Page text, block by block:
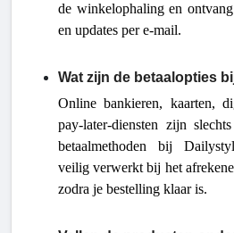
de winkelophaling en
en updates per e-mail.
Wat zijn de betaalopties
Online bankieren, kaarten,
pay-later-diensten zijn
betaalmethoden bij
veilig verwerkt bij het
zodra je bestelling klaar is.